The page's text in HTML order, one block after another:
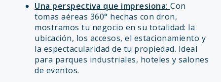
Una perspectiva que impresiona: Con
tomas aéreas 360° hechas con dron,
mostramos tu negocio en su totalidad: la
ubicación, los accesos, el estacionamiento y
la espectacularidad de tu propiedad. Ideal
para parques industriales, hoteles y salones
de eventos.